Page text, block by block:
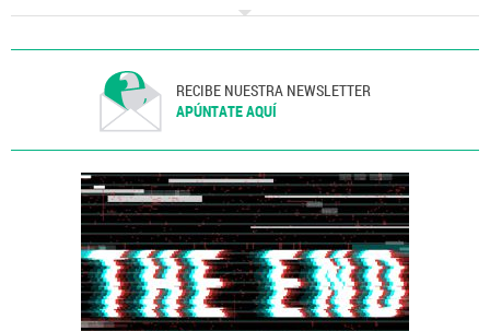
RECIBE NUESTRA NEWSLETTER
APÚNTATE AQUÍ